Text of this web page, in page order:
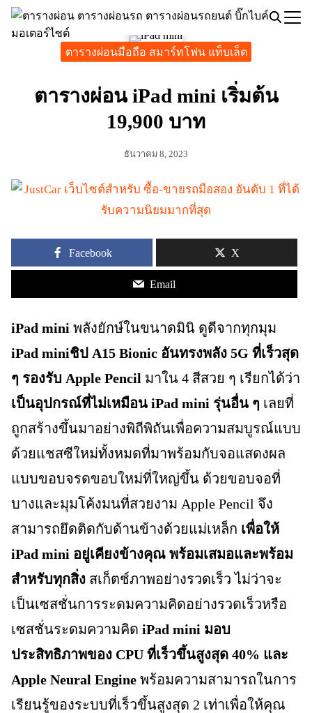
Skip
Search
ตารางผ่อนมือถือ สมาร์ทโฟน แท็บเล็ต
ตารางผ่อน iPad mini เริ่มต้น
19,900 บาท
ธันวาคม 8, 2023
Facebook X
Email
iPad mini พลังยักษ์ในขนาดมินิ ดูดีจากทุกมุม
iPad miniชิป A15 Bionic อันทรงพลัง 5G ที่เร็วสุด
ๆ รองรับ Apple Pencil มาใน 4 สีสวย ๆ เรียกได้ว่า
เป็นอุปกรณ์ที่ไม่เหมือน iPad mini รุ่นอื่น ๆ เลยที่
ถูกสร้างขึ้นมาอย่างพิถีพิถันเพื่อความสมบูรณ์แบบ
ด้วยแชสซีใหม่ทั้งหมดที่มาพร้อมกับจอแสดงผล
แบบขอบจรดขอบใหม่ที่ใหญ่ขึ้น ด้วยขอบจอที่
บางและมุมโค้งมนที่สวยงาม Apple Pencil จึง
สามารถยึดติดกับด้านข้างด้วยแม่เหล็ก เพื่อให้
iPad mini อยู่เคียงข้างคุณ พร้อมเสมอและพร้อม
สำหรับทุกสิ่ง สเก็ตช์ภาพอย่างรวดเร็ว ไม่ว่าจะ
เป็นเซสชั่นการระดมความคิดอย่างรวดเร็วหรือ
เซสชั่นระดมความคิด iPad mini มอบ
ประสิทธิภาพของ CPU ที่เร็วขึ้นสูงสุด 40% และ
Apple Neural Engine พร้อมความสามารถในการ
เรียนรู้ของระบบที่เร็วขึ้นสูงสุด 2 เท่าเพื่อให้คุณ